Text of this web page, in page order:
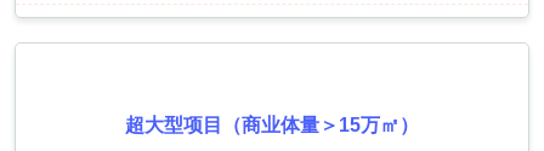
超大型项目（商业体量＞15万㎡）